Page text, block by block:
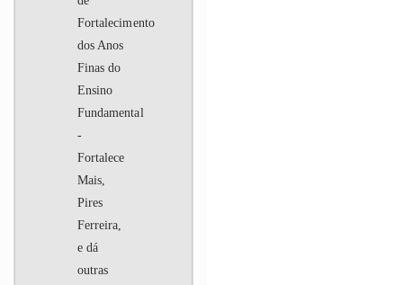
Fortalecimento
dos Anos
Finas do
Ensino
Fundamental
-
Fortalece
Mais,
Pires
Ferreira,
e dá
outras